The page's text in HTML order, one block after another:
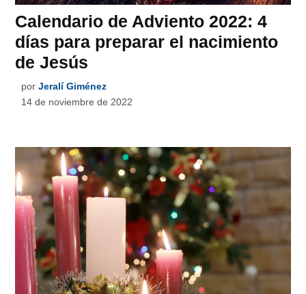
Calendario de Adviento 2022: 4
días para preparar el nacimiento
de Jesús
por Jeralí Giménez
14 de noviembre de 2022